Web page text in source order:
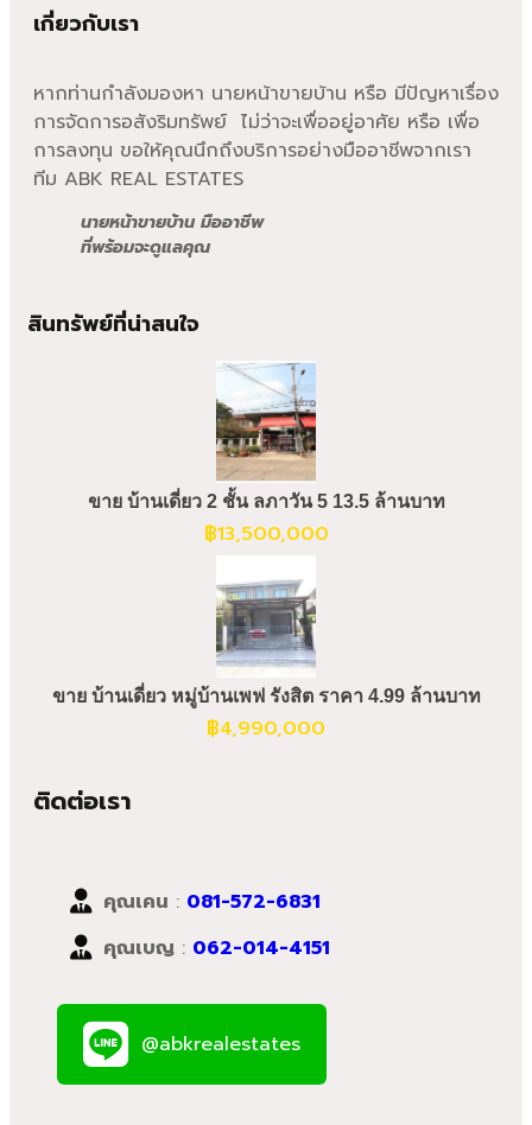
เกี่ยวกับเรา
หากท่านกำลังมองหา นายหน้าขายบ้าน หรือ มีปัญหาเรื่อง
การจัดการอสังริมทรัพย์ ไม่ว่าจะเพื่ออยู่อาศัย หรือ เพื่อ
การลงทุน ขอให้คุณนึกถึงบริการอย่างมืออาชีพจากเรา
ทีม ABK REAL ESTATES
นายหน้าขายบ้าน มืออาชีพ
ที่พร้อมจะดูแลคุณ
สินทรัพย์ที่น่าสนใจ
ขาย บ้านเดี่ยว 2 ชั้น ลภาวัน 5 13.5 ล้านบาท
฿13,500,000
ขาย บ้านเดี่ยว หมู่บ้านเพฟ รังสิต ราคา 4.99 ล้านบาท
฿4,990,000
ติดต่อเรา
คุณเคน : 081-572-6831
คุณเบญ : 062-014-4151
@abkrealestates